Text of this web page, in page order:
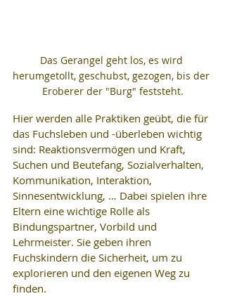
Das Gerangel geht los, es wird
herumgetollt, geschubst, gezogen, bis der
Eroberer der "Burg" feststeht.
Hier werden alle Praktiken geübt, die für
das Fuchsleben und -überleben wichtig
sind: Reaktionsvermögen und Kraft,
Suchen und Beutefang, Sozialverhalten,
Kommunikation, Interaktion,
Sinnesentwicklung, … Dabei spielen ihre
Eltern eine wichtige Rolle als
Bindungspartner, Vorbild und
Lehrmeister. Sie geben ihren
Fuchskindern die Sicherheit, um zu
explorieren und den eigenen Weg zu
finden.